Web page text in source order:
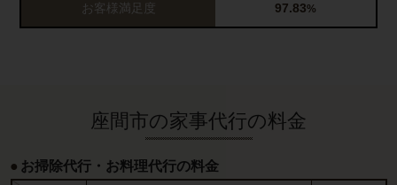
お客様満足度 97.83%
座間市の家事代行の料金
お掃除代行・お料理代行の料金